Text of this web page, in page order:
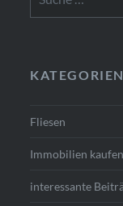
nach:
KATEGORIEN
Fliesen
Immobilien kaufen
interessante